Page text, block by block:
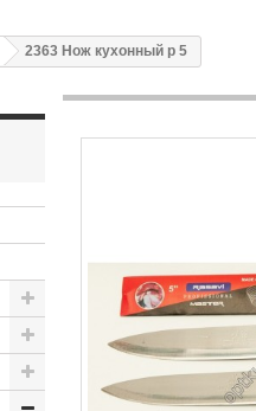
2363 Нож кухонный р 5